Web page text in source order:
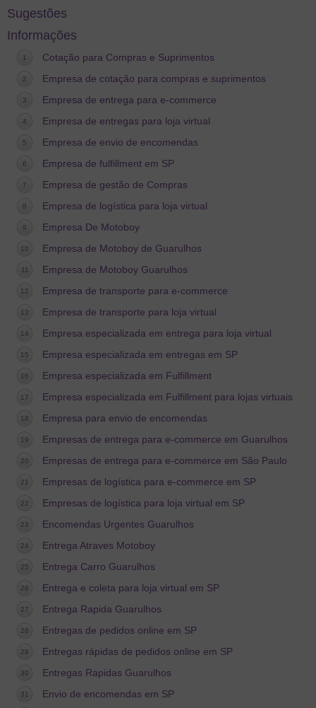
Sugestões
Informações
Cotação para Compras e Suprimentos
Empresa de cotação para compras e suprimentos
Empresa de entrega para e-commerce
Empresa de entregas para loja virtual
Empresa de envio de encomendas
Empresa de fulfillment em SP
Empresa de gestão de Compras
Empresa de logística para loja virtual
Empresa De Motoboy
Empresa de Motoboy de Guarulhos
Empresa de Motoboy Guarulhos
Empresa de transporte para e-commerce
Empresa de transporte para loja virtual
Empresa especializada em entrega para loja virtual
Empresa especializada em entregas em SP
Empresa especializada em Fulfillment
Empresa especializada em Fulfillment para lojas virtuais
Empresa para envio de encomendas
Empresas de entrega para e-commerce em Guarulhos
Empresas de entrega para e-commerce em São Paulo
Empresas de logística para e-commerce em SP
Empresas de logística para loja virtual em SP
Encomendas Urgentes Guarulhos
Entrega Atraves Motoboy
Entrega Carro Guarulhos
Entrega e coleta para loja virtual em SP
Entrega Rapida Guarulhos
Entregas de pedidos online em SP
Entregas rápidas de pedidos online em SP
Entregas Rapidas Guarulhos
Envio de encomendas em SP